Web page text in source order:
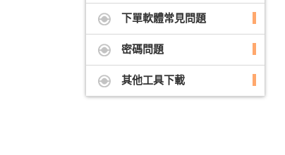
下單軟體常見問題
密碼問題
其他工具下載